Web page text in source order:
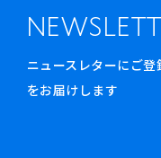
ニュースレターにご
をお届けします